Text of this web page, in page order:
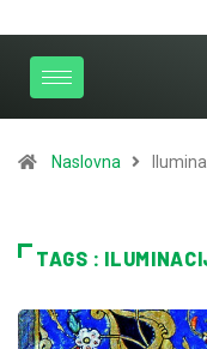
Naslovna
TAGS :